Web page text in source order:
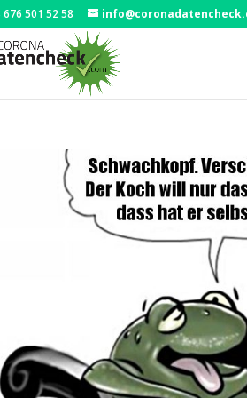
676 501 52 58